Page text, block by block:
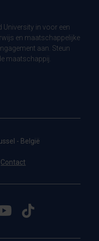
University in voor een
en maatschappelijke
aan. Steun
maatschappij.
- België
Contact